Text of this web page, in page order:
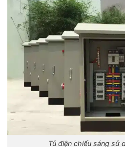
Tủ điện chiếu sáng sử